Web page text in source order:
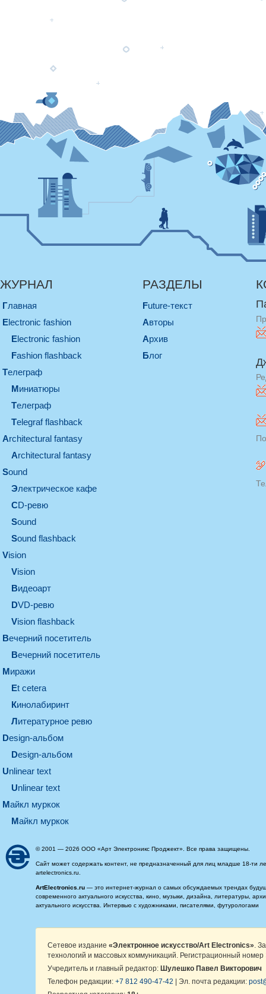
ЖУРНАЛ
Главная
electronic fashion
electronic fashion
Fashion flashback
телеграф
миниатюры
телеграф
Telegraf flashback
architectural fantasy
architectural fantasy
sound
электрическое кафе
CD-ревю
sound
Sound flashback
vision
vision
видеоарт
DVD-ревю
Vision flashback
вечерний посетитель
вечерний посетитель
миражи
et cetera
кинолабиринт
литературное ревю
design-альбом
design-альбом
unlinear text
Unlinear text
майкл муркок
майкл муркок
РАЗДЕЛЫ
Future-текст
Авторы
Архив
Блог
© 2001 — 2026 ООО «Арт Электроникс Проджект». Все права защищены.
Сайт может содержать контент, не предназначенный для лиц младше 18-ти
artelectronics.ru.
ArtElectronics.ru — это интернет-журнал о самых обсуждаемых трендах
современного актуального искусства, кино, музыки, дизайна, литературы,
актуального искусства. Интервью с художниками, писателями, футурологами
Сетевое издание «Электронное искусство/Art Electronics» .
технологий и массовых коммуникаций. Регистрационный
Учредитель и главный редактор: Шулешко Павел Викторович
Телефон редакции: +7 812 490-47-42 | Эл. почта редакции: